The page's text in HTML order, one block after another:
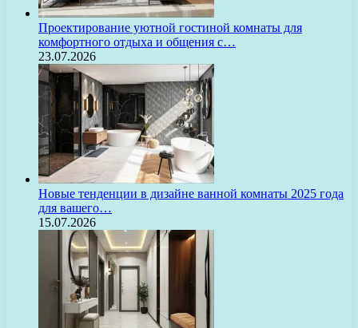
Проектирование уютной гостиной комнаты для
комфортного отдыха и общения с…
23.07.2026
Новые тенденции в дизайне ванной комнаты 2025 года
для вашего…
15.07.2026